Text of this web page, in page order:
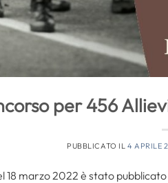
per 456
PUBBLICATO IL 4 APRILE
18 marzo 2022 è stato pubblicato